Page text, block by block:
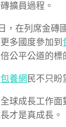
擴員過程。
，在列席金磚
多國度參加到
公平公道的標
包養網 民不只盼
球成長工作面
才是真成長。